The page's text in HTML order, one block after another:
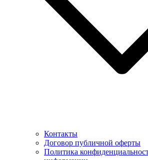
Контакты
Договор публичной оферты
Политика